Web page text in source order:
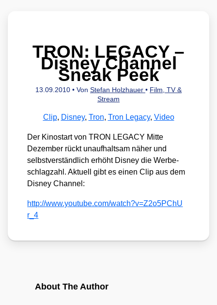
TRON: LEGACY –
Disney Channel
Sneak Peek
13.09.2010 • Von Stefan Holzhauer • Film, TV &
Stream
Clip, Disney, Tron, Tron Legacy, Video
Der Kino­start von TRON LEGACY Mit­te
Dezem­ber rückt unauf­halt­sam näher und
selbst­ver­ständ­lich erhöht Dis­ney die Wer­be­
schlag­zahl. Aktu­ell gibt es einen Clip aus dem
Dis­ney Chan­nel:
http://​www​.you​tube​.com/​w​a​t​c​h​?​v​=​Z​2​o​5​P​C​h​U​
r_4
About The Author